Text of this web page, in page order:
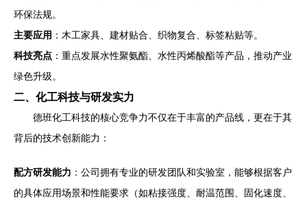
环保法规。
主要应用 ：木工家具、建材贴合、织物复合、标签粘贴等。
科技亮点 ：重点发展水性聚氨酯、水性丙烯酸酯等产品，推动产业
绿色升级。
二、化工科技与研发实力
德班化工科技的核心竞争力不仅在于丰富的产品线，更在于其
背后的技术创新能力：
配方研发能力 ：公司拥有专业的研发团队和实验室，能够根据客户
的具体应用场景和性能要求（如粘接强度、耐温范围、固化速度、